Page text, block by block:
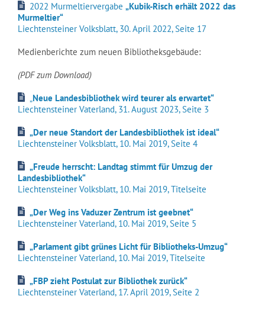
2022 Murmeltiervergabe „Kubik-Risch erhält 2022 das
Murmeltier“
Liechtensteiner Volksblatt, 30. April 2022, Seite 17
Medienberichte zum neuen Bibliotheksgebäude:
(PDF zum Download)
„Neue Landesbibliothek wird teurer als erwartet“
Liechtensteiner Vaterland, 31. August 2023, Seite 3
„Der neue Standort der Landesbibliothek ist ideal“
Liechtensteiner Volksblatt, 10. Mai 2019, Seite 4
„Freude herrscht: Landtag stimmt für Umzug der
Landesbibliothek“
Liechtensteiner Volksblatt, 10. Mai 2019, Titelseite
„Der Weg ins Vaduzer Zentrum ist geebnet“
Liechtensteiner Vaterland, 10. Mai 2019, Seite 5
„Parlament gibt grünes Licht für Bibliotheks-Umzug“
Liechtensteiner Vaterland, 10. Mai 2019, Titelseite
„FBP zieht Postulat zur Bibliothek zurück“
Liechtensteiner Vaterland, 17. April 2019, Seite 2